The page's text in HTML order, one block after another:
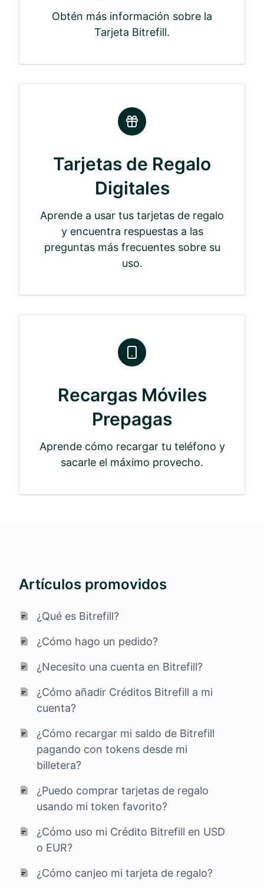
Obtén más información sobre la
Tarjeta Bitrefill.
Tarjetas de Regalo
Digitales
Aprende a usar tus tarjetas de regalo
y encuentra respuestas a las
preguntas más frecuentes sobre su
uso.
Recargas Móviles
Prepagas
Aprende cómo recargar tu teléfono y
sacarle el máximo provecho.
Artículos promovidos
¿Qué es Bitrefill?
¿Cómo hago un pedido?
¿Necesito una cuenta en Bitrefill?
¿Cómo añadir Créditos Bitrefill a mi
cuenta?
¿Cómo recargar mi saldo de Bitrefill
pagando con tokens desde mi
billetera?
¿Puedo comprar tarjetas de regalo
usando mi token favorito?
¿Cómo uso mi Crédito Bitrefill en USD
o EUR?
¿Cómo canjeo mi tarjeta de regalo?